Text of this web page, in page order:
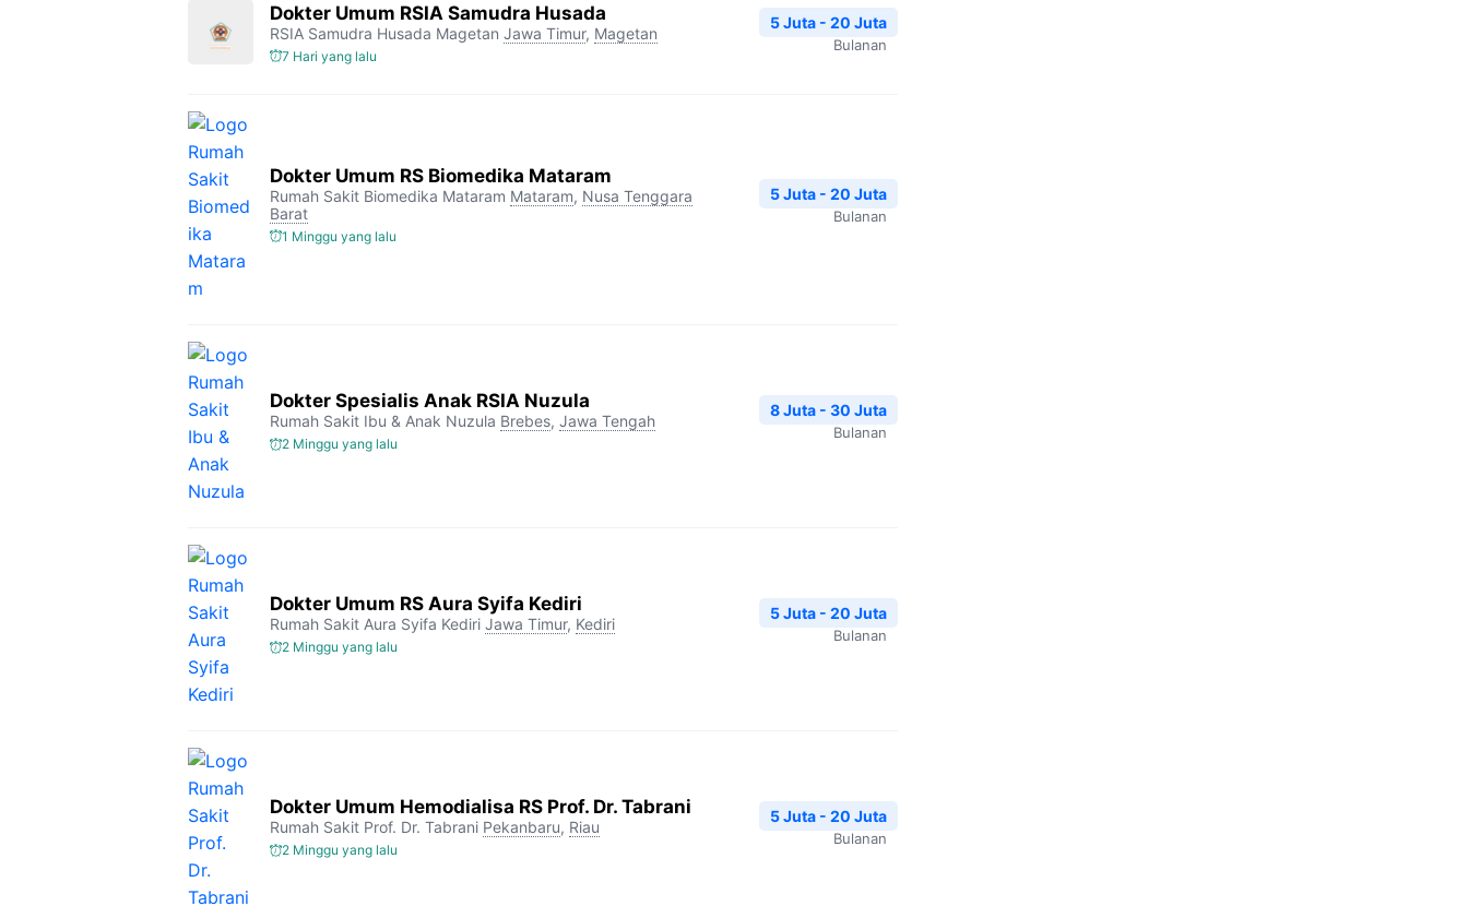
Dokter Umum RSIA Samudra Husada
RSIA Samudra Husada Magetan Jawa Timur, Magetan
7 Hari yang lalu
5 Juta - 20 Juta
Bulanan
Dokter Umum RS Biomedika Mataram
Rumah Sakit Biomedika Mataram Mataram, Nusa Tenggara
Barat
1 Minggu yang lalu
5 Juta - 20 Juta
Bulanan
Dokter Spesialis Anak RSIA Nuzula
Rumah Sakit Ibu & Anak Nuzula Brebes, Jawa Tengah
2 Minggu yang lalu
8 Juta - 30 Juta
Bulanan
Dokter Umum RS Aura Syifa Kediri
Rumah Sakit Aura Syifa Kediri Jawa Timur, Kediri
2 Minggu yang lalu
5 Juta - 20 Juta
Bulanan
Dokter Umum Hemodialisa RS Prof. Dr. Tabrani
Rumah Sakit Prof. Dr. Tabrani Pekanbaru, Riau
2 Minggu yang lalu
5 Juta - 20 Juta
Bulanan